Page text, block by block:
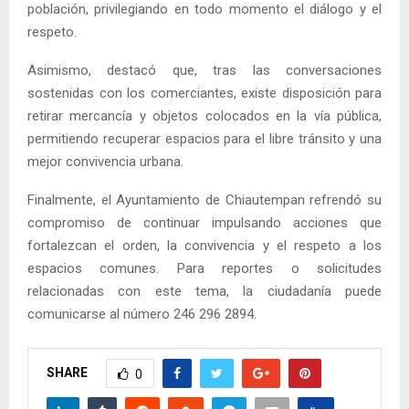
población, privilegiando en todo momento el diálogo y el
respeto.
Asimismo, destacó que, tras las conversaciones
sostenidas con los comerciantes, existe disposición para
retirar mercancía y objetos colocados en la vía pública,
permitiendo recuperar espacios para el libre tránsito y una
mejor convivencia urbana.
Finalmente, el Ayuntamiento de Chiautempan refrendó su
compromiso de continuar impulsando acciones que
fortalezcan el orden, la convivencia y el respeto a los
espacios comunes. Para reportes o solicitudes
relacionadas con este tema, la ciudadanía puede
comunicarse al número 246 296 2894.
SHARE 0